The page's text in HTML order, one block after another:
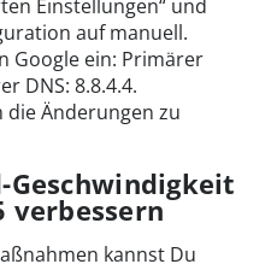
Einstellungen“ und
auf manuell.
Google ein: Primärer
DNS: 8.8.4.4.
die Änderungen zu
Geschwindigkeit
verbessern
kannst Du